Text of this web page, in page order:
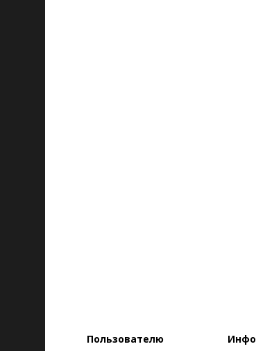
Пользователю Инфо